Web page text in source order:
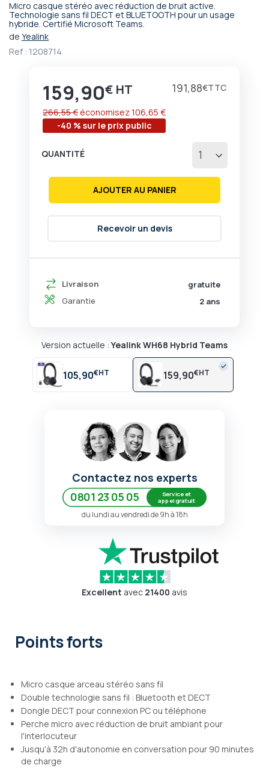
Micro casque stéréo avec réduction de bruit active.
Technologie sans fil DECT et BLUETOOTH pour un usage
hybride. Certifié Microsoft Teams.
de Yealink
Ref : 1208714
Prix
159,90€ 191,88€
-40 % sur le prix public
266,55 € économisez106,65 €
Livraison
gratuite
Garantie
2 ans
QUANTITÉ
AJOUTER AU PANIER
Recevoir un devis
Version actuelle :Yealink WH68 Hybrid Teams
105,90€ 159,90€
Passer
au
début
de
d’images
Contactez nos experts
0801 23 05 05
Service et
appel gratuit
du lundi au vendredi de 9h à 18h
Excellent avec 21400 avis
Points forts
Micro casque arceau stéréo sans fil
Double technologie sans fil : Bluetooth et DECT
Dongle DECT pour connexion PC ou téléphone
Perche micro avec réduction de bruit ambiant pour
l'interlocuteur
Jusqu'à 32h d'autonomie en conversation pour 90 minutes
de charge